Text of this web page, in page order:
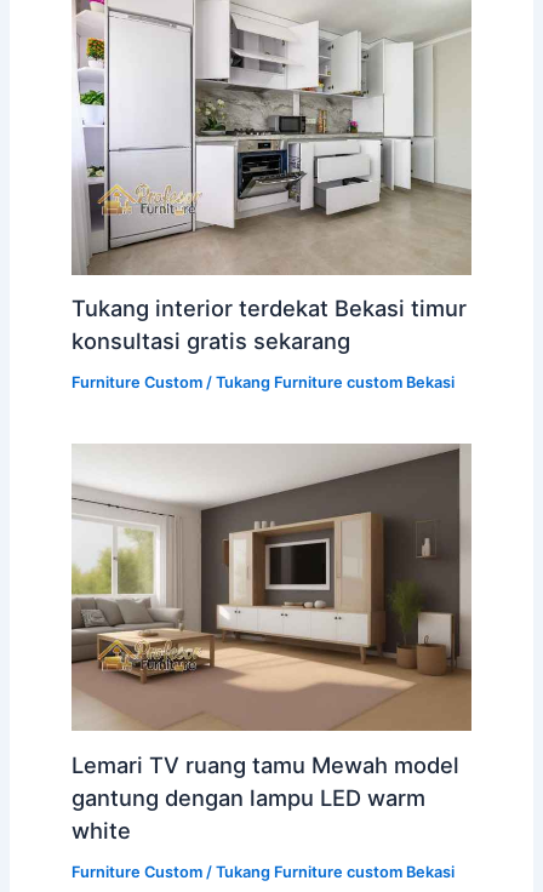
Tukang interior terdekat Bekasi timur
konsultasi gratis sekarang
Furniture Custom/ Tukang Furniture custom Bekasi
Lemari TV ruang tamu Mewah model
gantung dengan lampu LED warm
white
Furniture Custom/ Tukang Furniture custom Bekasi